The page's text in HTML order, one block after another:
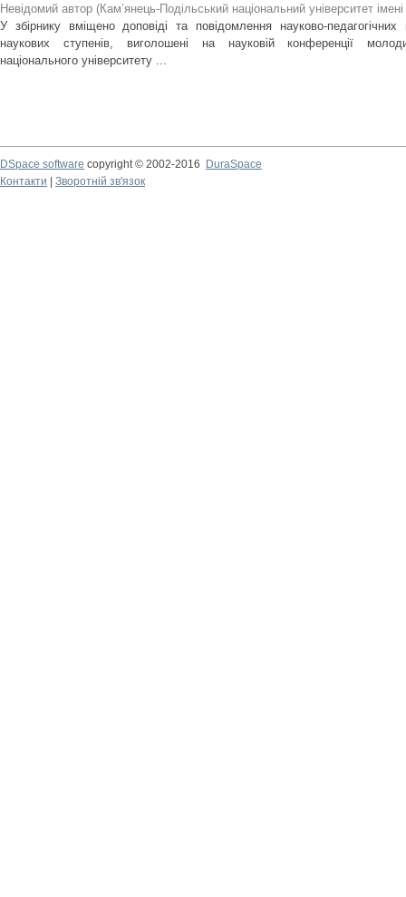
Невідомий автор (Кам’янець-Подільський національний університет
У збірнику вміщено доповіді та повідомлення науково-педагогічних
наукових ступенів, виголошені на науковій конференції
національного університету ...
DSpace software copyright © 2002-2016
DuraSpace
Контакти
Зворотній зв'язок